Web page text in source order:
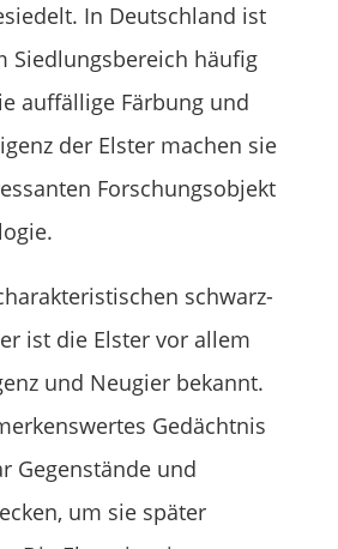
In Deutschland ist
Siedlungsbereich häufig
auffällige Färbung und
der Elster machen sie
Forschungsobjekt
schwarz-
ist die Elster vor allem
und Neugier bekannt.
Gedächtnis
Gegenstände und
um sie später